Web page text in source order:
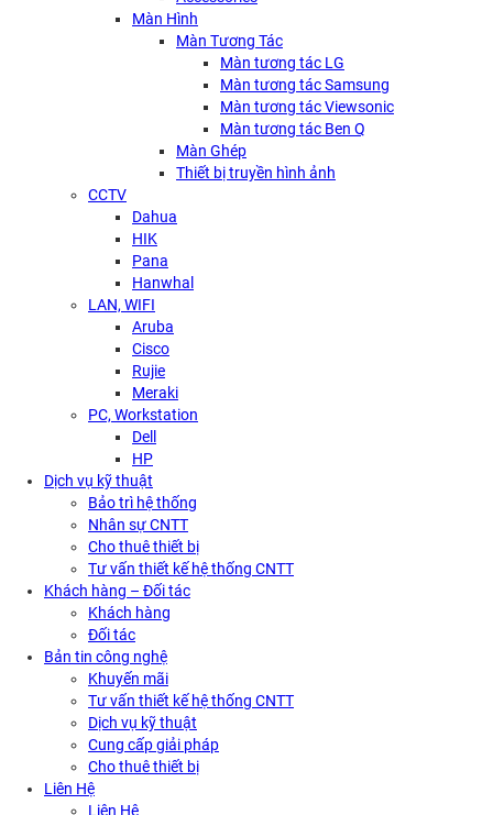
Màn Hình
Màn Tương Tác
Màn tương tác LG
Màn tương tác Samsung
Màn tương tác Viewsonic
Màn tương tác Ben Q
Màn Ghép
Thiết bị truyền hình ảnh
CCTV
Dahua
HIK
Pana
Hanwhal
LAN, WIFI
Aruba
Cisco
Rujie
Meraki
PC, Workstation
Dell
HP
Dịch vụ kỹ thuật
Bảo trì hệ thống
Nhân sự CNTT
Cho thuê thiết bị
Tư vấn thiết kế hệ thống CNTT
Khách hàng – Đối tác
Khách hàng
Đối tác
Bản tin công nghệ
Khuyến mãi
Tư vấn thiết kế hệ thống CNTT
Dịch vụ kỹ thuật
Cung cấp giải pháp
Cho thuê thiết bị
Liên Hệ
Liên Hệ